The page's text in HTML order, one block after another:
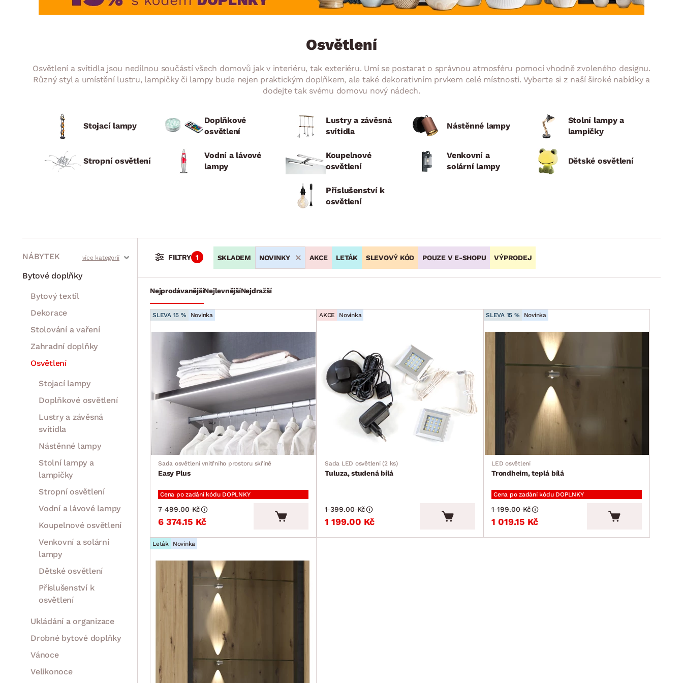
Koupelna
Domácnost
BYTOVÝ TEXTIL
Závěsy a žaluzie
STOLOVÁNÍ A VAŘENÍ
Pánve
DOMÁCÍ SPOTŘEBIČE ZAHRADNÍ DOPLŇKY VÁNOCE
VELIKONOCE
Zahradní doplňky
Osvětlení
Osvětlení a svítidla jsou nedílnou součástí všech domovů jak v interiéru, tak exteriéru. Umí se postarat o správnou atmosféru pomocí vhodně zvoleného designu.
Různý styl a umístění lustru, lampičky či lampy bude nejen praktickým doplňkem, ale také dekorativním prvkem celé místnosti. Vyberte si z naší široké nabídky a
dodejte tak svému domovu nový nádech.
Stojací lampy
Doplňkové
osvětlení
Lustry a závěsná
svítidla
Nástěnné lampy
Stolní lampy a
lampičky
Stropní osvětlení
Vodní a lávové
lampy
Koupelnové
osvětlení
Venkovní a
solární lampy
Dětské osvětlení
Příslušenství k
osvětlení
NÁBYTEK
Stoly a stolky
Křesla a sezení
Židle a lavice
Postele
Šatní skříně
Rošty
Matrace
Komody, skříňky a vitríny
Bytové doplňky
Bytový textil
Dekorace
Stolování a vaření
Zahradní doplňky
Osvětlení
Stojací lampy
Doplňkové osvětlení
Lustry a závěsná
svítidla
Nástěnné lampy
Stolní lampy a
lampičky
Stropní osvětlení
Vodní a lávové lampy
Koupelnové osvětlení
Venkovní a solární
lampy
Dětské osvětlení
Příslušenství k
osvětlení
Ukládání a organizace
Drobné bytové doplňky
Vánoce
Velikonoce
SKLADEM NOVINKY AKCE LETÁK SLEVOVÝ KÓD POUZE V E-SHOPU VÝPRODEJ
FILTRY 1
NejprodávanějšíNejlevnějšíNejdražší
SLEVA 15 % Novinka
Sada osvětlení vnitřního prostoru skříně
Easy Plus
Cena po zadání kódu DOPLNKY
6 374.15 Kč
7 499.00 Kč
AKCE Novinka
Sada LED osvětlení (2 ks)
Tuluza, studená bílá
1 199.00 Kč
1 399.00 Kč
SLEVA 15 % Novinka
LED osvětlení
Trondheim, teplá bílá
Cena po zadání kódu DOPLNKY
1 019.15 Kč
1 199.00 Kč
Leták Novinka